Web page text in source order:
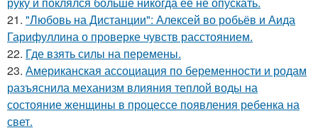
21. "Любовь на Дистанции": Алексей во робьёв и Аида
Гарифуллина о проверке чувств расстоянием.
22. Где взять силы на перемены.
23. Американская ассоциация по беременности и родам
разъяснила механизм влияния теплой воды на
состояние женщины в процессе появления ребенка на
свет.